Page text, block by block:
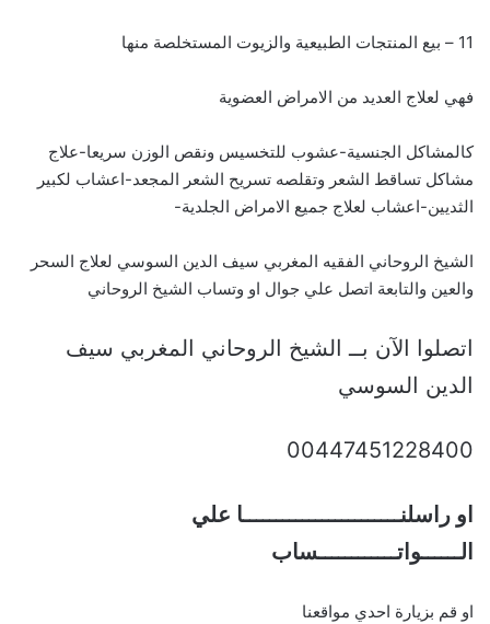
11 – بيع المنتجات الطبيعية والزيوت المستخلصة منها
فهي لعلاج العديد من الامراض العضوية
كالمشاكل الجنسية-عشوب للتخسيس ونقص الوزن سريعا-علاج
مشاكل تساقط الشعر وتقلصه تسريح الشعر المجعد-اعشاب لكبير
الثديين-اعشاب لعلاج جميع الامراض الجلدية-
الشيخ الروحاني الفقيه المغربي سيف الدين السوسي لعلاج السحر
والعين والتابعة اتصل علي جوال او وتساب الشيخ الروحاني
اتصلوا الآن بــ الشيخ الروحاني المغربي سيف
الدين السوسي
00447451228400
او راسلنــــــــــــــــــــــــا علي
الــــــواتــــــــــــساب
او قم بزيارة احدي مواقعنا